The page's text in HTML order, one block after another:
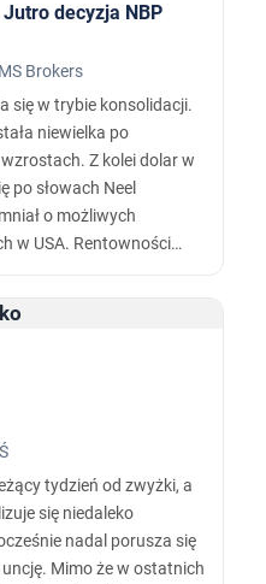
decyzja NBP
Brokers
się w trybie konsolidacji.
niewielka po
Z kolei dolar w
po słowach Neel
o możliwych
w USA. Rentowności
straciło wczoraj ok 0,4
jest w środę rano o
tydzień od zwyżki, a
się niedaleko
nadal porusza się
Mimo że w ostatnich